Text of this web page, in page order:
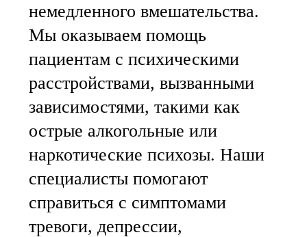
немедленного вмешательства.
Мы оказываем помощь
пациентам с психическими
расстройствами, вызванными
зависимостями, такими как
острые алкогольные или
наркотические психозы. Наши
специалисты помогают
справиться с симптомами
тревоги, депрессии,